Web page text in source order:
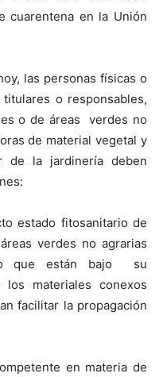
cuarentena en la Unión
las personas físicas o
o responsables,
o de áreas verdes no
de material vegetal y
la jardinería deben
estado fitosanitario de
verdes no agrarias
que están bajo su
los materiales conexos
facilitar la propagación
en materia de